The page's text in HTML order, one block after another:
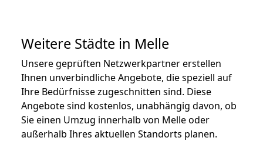
Weitere Städte in Melle
Unsere geprüften Netzwerkpartner erstellen
Ihnen unverbindliche Angebote, die speziell auf
Ihre Bedürfnisse zugeschnitten sind. Diese
Angebote sind kostenlos, unabhängig davon, ob
Sie einen Umzug innerhalb von Melle oder
außerhalb Ihres aktuellen Standorts planen.